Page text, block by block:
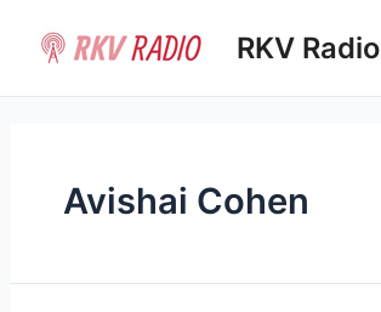
contenido
RKV Radio
Avishai Cohen